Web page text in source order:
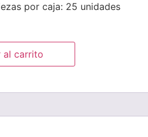
por caja: 25 unidades
al carrito